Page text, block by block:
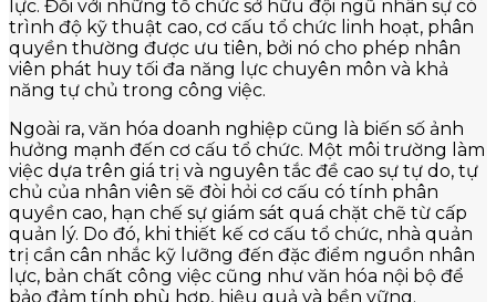
lực. Đối với những tổ chức sở hữu đội ngũ nhân sự có
trình độ kỹ thuật cao, cơ cấu tổ chức linh hoạt, phân
quyền thường được ưu tiên, bởi nó cho phép nhân
viên phát huy tối đa năng lực chuyên môn và khả
năng tự chủ trong công việc.
Ngoài ra, văn hóa doanh nghiệp cũng là biến số ảnh
hưởng mạnh đến cơ cấu tổ chức. Một môi trường làm
việc dựa trên giá trị và nguyên tắc đề cao sự tự do, tự
chủ của nhân viên sẽ đòi hỏi cơ cấu có tính phân
quyền cao, hạn chế sự giám sát quá chặt chẽ từ cấp
quản lý. Do đó, khi thiết kế cơ cấu tổ chức, nhà quản
trị cần cân nhắc kỹ lưỡng đến đặc điểm nguồn nhân
lực, bản chất công việc cũng như văn hóa nội bộ để
bảo đảm tính phù hợp, hiệu quả và bền vững.